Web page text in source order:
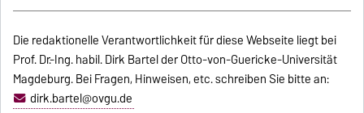
Die redaktionelle Verantwortlichkeit für diese Webseite liegt bei
Prof. Dr.-Ing. habil. Dirk Bartel der Otto-von-Guericke-Universität
Magdeburg. Bei Fragen, Hinweisen, etc. schreiben Sie bitte an:
dirk.bartel@ovgu.de